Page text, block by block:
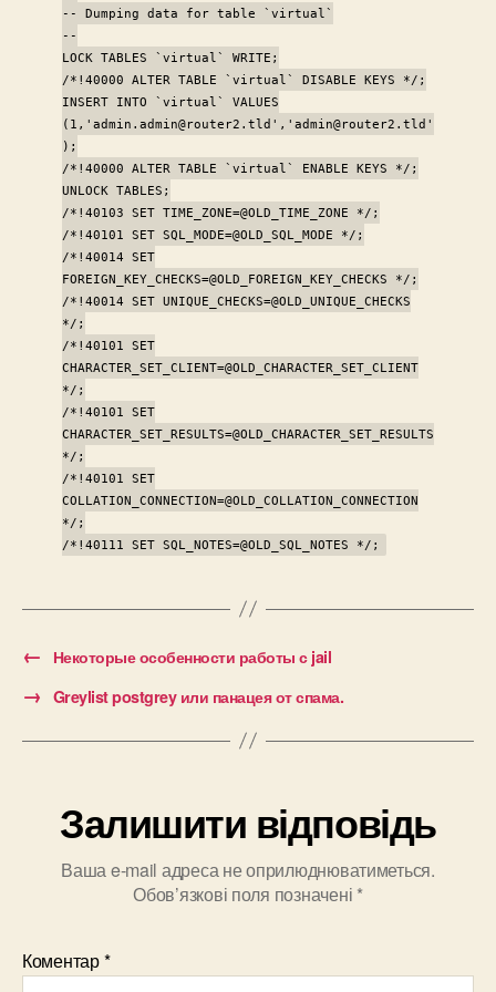
-- Dumping data for table `virtual`
--
LOCK TABLES `virtual` WRITE;
/*!40000 ALTER TABLE `virtual` DISABLE KEYS */;
INSERT INTO `virtual` VALUES
(1,'admin.admin@router2.tld','admin@router2.tld'
);
/*!40000 ALTER TABLE `virtual` ENABLE KEYS */;
UNLOCK TABLES;
/*!40103 SET TIME_ZONE=@OLD_TIME_ZONE */;
/*!40101 SET SQL_MODE=@OLD_SQL_MODE */;
/*!40014 SET
FOREIGN_KEY_CHECKS=@OLD_FOREIGN_KEY_CHECKS */;
/*!40014 SET UNIQUE_CHECKS=@OLD_UNIQUE_CHECKS
*/;
/*!40101 SET
CHARACTER_SET_CLIENT=@OLD_CHARACTER_SET_CLIENT
*/;
/*!40101 SET
CHARACTER_SET_RESULTS=@OLD_CHARACTER_SET_RESULTS
*/;
/*!40101 SET
COLLATION_CONNECTION=@OLD_COLLATION_CONNECTION
*/;
/*!40111 SET SQL_NOTES=@OLD_SQL_NOTES */;
← Некоторые особенности работы с jail
→ Greylist postgrey или панацея от спама.
Залишити відповідь
Ваша e-mail адреса не оприлюднюватиметься.
Обов’язкові поля позначені *
Коментар*